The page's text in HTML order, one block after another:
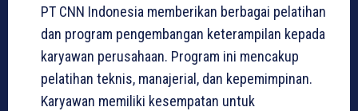
PT CNN Indonesia memberikan berbagai pelatihan
dan program pengembangan keterampilan kepada
karyawan perusahaan. Program ini mencakup
pelatihan teknis, manajerial, dan kepemimpinan.
Karyawan memiliki kesempatan untuk